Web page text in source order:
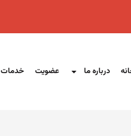
درباره ما عضویت خدمات